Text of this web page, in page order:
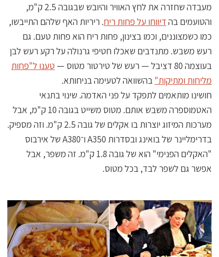
מעבדה שחזרה את לחץ האוויר והיובש שבגובה 2.5 ק"מ,
והטועמים בהדיווחו על פחות ריח. ריריות האף שלהם התייבשו,
כמו כשמצוננים, וכמו בצינון, פחות ריח הוא פחות טעם. גם
רעש משבש. מתנדבים שאכלו חטיפי גרנולה על רקע רעש לבן
בעוצמה 80 דציבל — רעש של טירטור מטוס —
טענו ל"פחות
מליחות ומתיקות" בהשוואה לטעימה בניחותא.
חושינו מותאמים לתפקד על פני האדמה. שינוי בתנאי
האטמוספרה משבש אותם. מטוס משייט בגובה 10 ק"מ, אבל
מערכות המיזוג יוצרות בו אקלים של גובה 2.5 ק"מ. וזה מספיק.
בדרימליינר של בואינג ובסדרות A350 ו־A380 של אירבוס
"האקלים הפנימי" הוא של גובה 1.8 ק"מ. זה משפר, אבל
אפשר גם לשפר לבד, בכל מטוס.